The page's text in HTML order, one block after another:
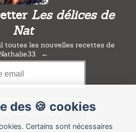
des 🍪 cookies
Certains sont nécessaires
Les délices de
Nat
toutes les nouvelles recettes de